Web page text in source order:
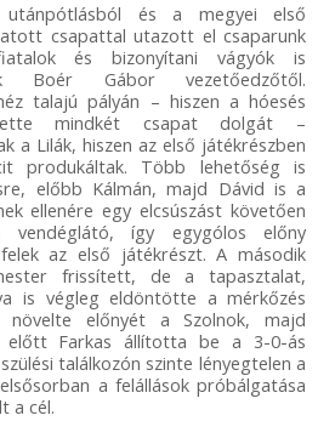
és a megyei első
csapattal utazott el csaparunk
és bizonyítani vágyók is
Boér Gábor vezetőedzőtől.
talajú pályán – hiszen a hóesés
mindkét csapat dolgát –
a Lilák, hiszen az első játékrészben
produkáltak. Több lehetőség is
előbb Kálmán, majd Dávid is a
ellenére egy elcsúszást követően
vendéglátó, így egygólos előny
az első játékrészt. A második
frissített, de a tapasztalat,
is végleg eldöntötte a mérkőzés
növelte előnyét a Szolnok, majd
előtt Farkas állította be a 3-0-ás
találkozón szinte lényegtelen a
a felállások próbálgatása
a cél.